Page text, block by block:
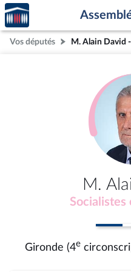
Aller au contenu
Aller en bas de la page
Accèder
à la
page
d'accueil
Vos députés
M.
Socialistes
Gironde (4e